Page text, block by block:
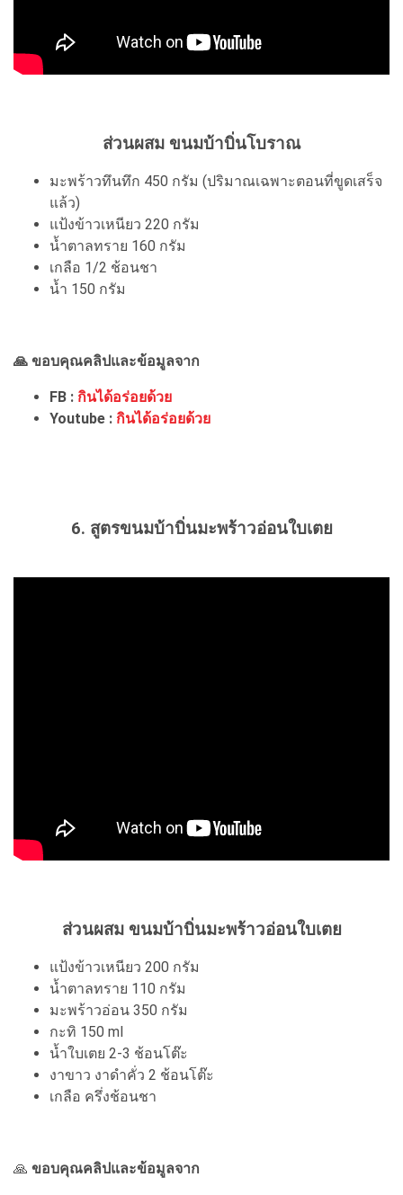
ส่วนผสม ขนมบ้าบิ่นโบราณ
มะพร้าวทึนทึก 450 กรัม (ปริมาณเฉพาะตอนที่ขูดเสร็จ
แล้ว)
แป้งข้าวเหนียว 220 กรัม
น้ำตาลทราย 160 กรัม
เกลือ 1/2 ช้อนชา
น้ำ 150 กรัม
🙏 ขอบคุณคลิปและข้อมูลจาก
FB : กินได้อร่อยด้วย
Youtube : กินได้อร่อยด้วย
6. สูตรขนมบ้าบิ่นมะพร้าวอ่อนใบเตย
ส่วนผสม ขนมบ้าบิ่นมะพร้าวอ่อนใบเตย
แป้งข้าวเหนียว 200 กรัม
น้ำตาลทราย 110 กรัม
มะพร้าวอ่อน 350 กรัม
กะทิ 150 ml
น้ำใบเตย 2-3 ช้อนโต๊ะ
งาขาว งาดำคั่ว 2 ช้อนโต๊ะ
เกลือ ครึ่งช้อนชา
🙏 ขอบคุณคลิปและข้อมูลจาก